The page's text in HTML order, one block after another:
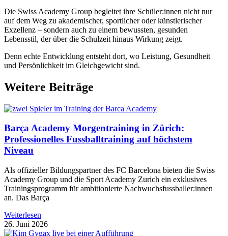
Die Swiss Academy Group begleitet ihre Schüler:innen nicht nur
auf dem Weg zu akademischer, sportlicher oder künstlerischer
Exzellenz – sondern auch zu einem bewussten, gesunden
Lebensstil, der über die Schulzeit hinaus Wirkung zeigt.
Denn echte Entwicklung entsteht dort, wo Leistung, Gesundheit
und Persönlichkeit im Gleichgewicht sind.
Weitere Beiträge
Barça Academy Morgentraining in Zürich:
Professionelles Fussballtraining auf höchstem
Niveau
Als offizieller Bildungspartner des FC Barcelona bieten die Swiss
Academy Group und die Sport Academy Zurich ein exklusives
Trainingsprogramm für ambitionierte Nachwuchsfussballer:innen
an. Das Barça
Weiterlesen
26. Juni 2026